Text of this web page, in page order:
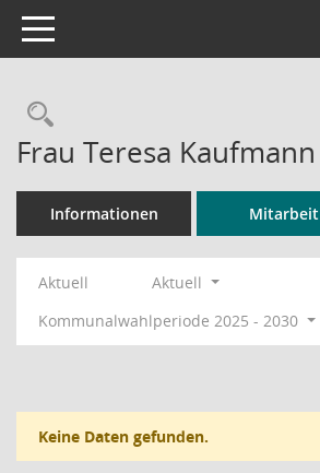
Toggle navigation
Rechercheauswahl
Frau Teresa Kaufmann
Informationen Mitarbeit
Aktuell
Aktuell
Kommunalwahlperiode 2025 - 2030
Keine Daten gefunden.